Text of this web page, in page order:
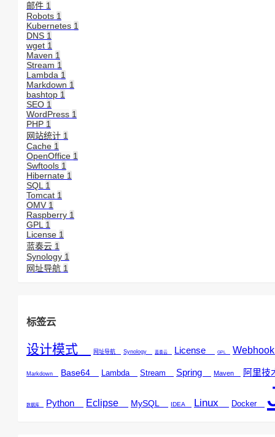
邮件 1
Robots 1
Kubernetes 1
DNS 1
wget 1
Maven 1
Stream 1
Lambda 1
Markdown 1
bashtop 1
SEO 1
WordPress 1
PHP 1
网站统计 1
Cache 1
OpenOffice 1
Swftools 1
Hibernate 1
SQL 1
Tomcat 1
OMV 1
Raspberry 1
GPL 1
License 1
蓝奏云 1
Synology 1
网址导航 1
标签云
设计模式 网址导航 Synology 蓝奏云 License GPL
Markdown Base64 Lambda Stream Spring Maven 阿里
数据库 Python Eclipse MySQL IDEA Linux Docker